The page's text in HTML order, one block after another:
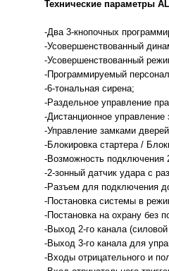
Технические параметры
-Два 3-кнопочных
-Усовершенствованный
-Усовершенствованный
-Программируемый
-6-тональная сирена;
-Раздельное управление
-Дистанционное
-Управление замками
-Блокировка стартера /
-Возможность подключения
-2-зонный датчик удара с
-Разъем для подключения
-Постановка системы в
-Постановка на охрану без
-Выход 2-го канала
-Выход 3-го канала для
-Входы отрицательного и